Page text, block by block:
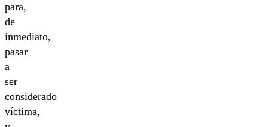
para,
de
inmediato,
pasar
a
ser
considerado
víctima,